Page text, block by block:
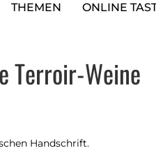
THEMEN ONLINE
Terroir-Weine
Handschrift.